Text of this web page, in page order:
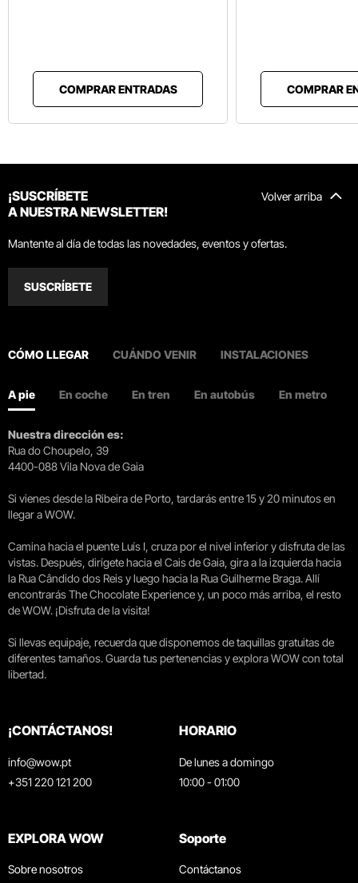
COMPRAR ENTRADAS COMPRAR
Volver arriba
¡SUSCRÍBETE
A NUESTRA NEWSLETTER!
Mantente al día de todas las novedades, eventos y ofertas.
SUSCRÍBETE
CÓMO LLEGAR CUÁNDO VENIR INSTALACIONES
A pie En coche En tren En autobús En metro
Nuestra dirección es:
Rua do Choupelo, 39
4400-088 Vila Nova de Gaia
Si vienes desde la Ribeira de Porto, tardarás entre 15 y 20 minutos en
llegar a WOW.
Camina hacia el puente Luís I, cruza por el nivel inferior y disfruta de las
vistas. Después, dirígete hacia el Cais de Gaia, gira a la izquierda hacia
la Rua Cândido dos Reis y luego hacia la Rua Guilherme Braga. Allí
encontrarás The Chocolate Experience y, un poco más arriba, el resto
de WOW. ¡Disfruta de la visita!
Si llevas equipaje, recuerda que disponemos de taquillas gratuitas de
diferentes tamaños. Guarda tus pertenencias y explora WOW con total
libertad.
¡CONTÁCTANOS!
info@wow.pt
+351 220 121 200
HORARIO
De lunes a domingo
10:00 - 01:00
EXPLORA WOW
Sobre nosotros
Soporte
Contáctanos